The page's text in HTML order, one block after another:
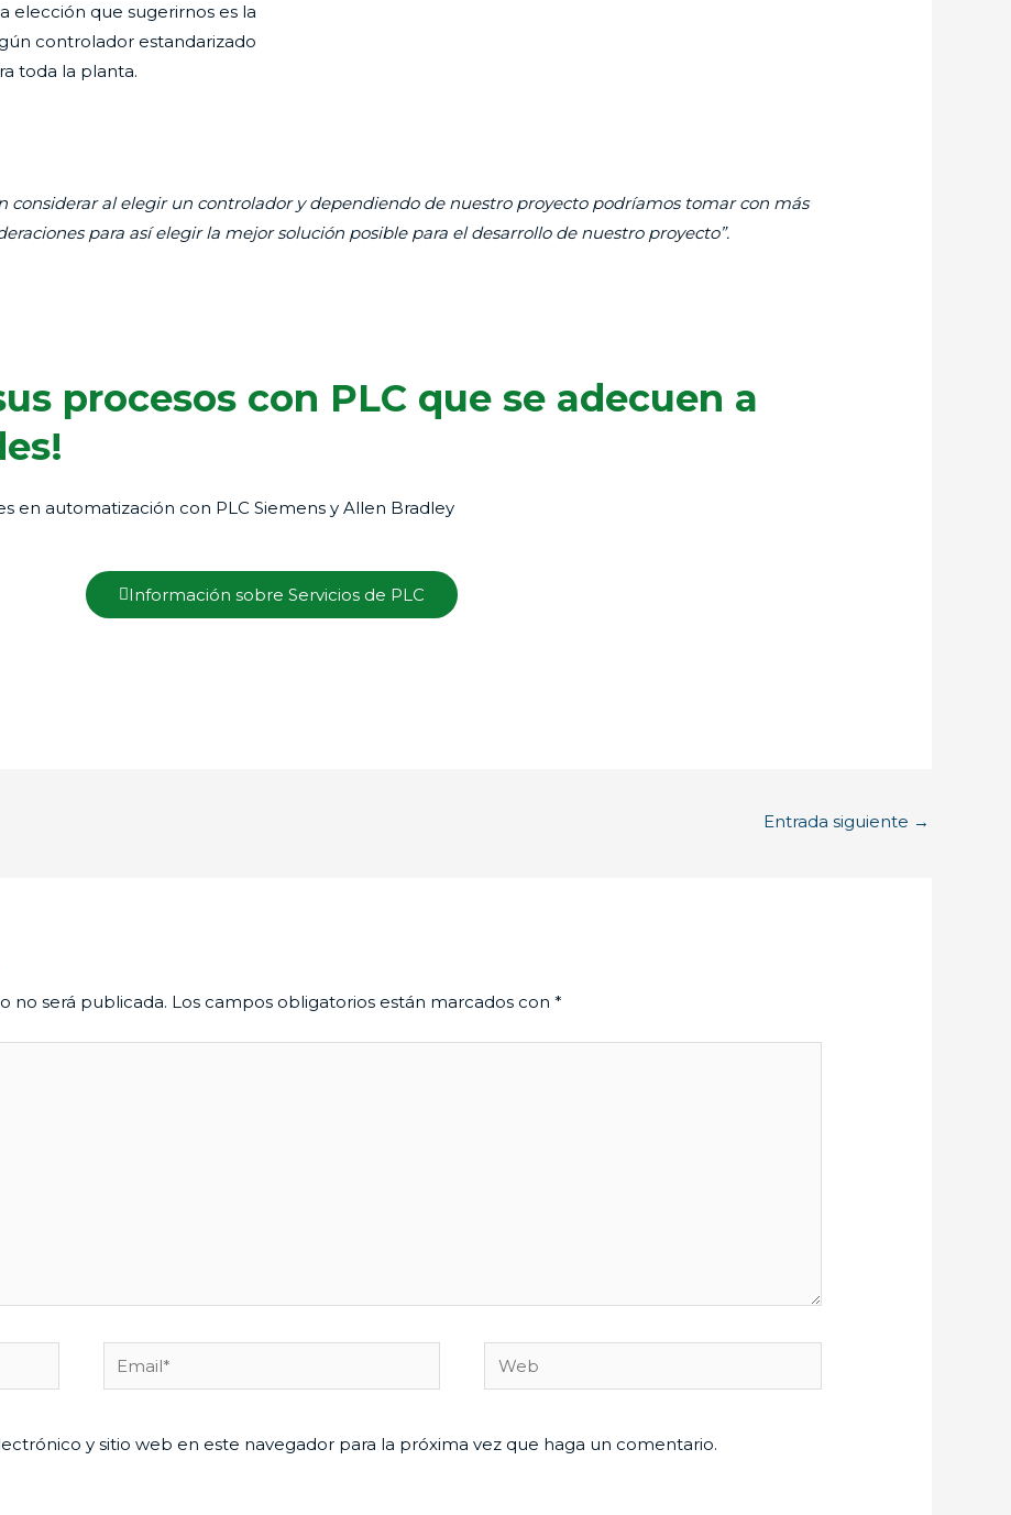
elección que sugerirnos es la
controlador estandarizado
toda la planta.
considerar al elegir un controlador y dependiendo de nuestro proyecto podríamos tomar con más
para así elegir la mejor solución posible para el desarrollo de nuestro proyecto”.
procesos con PLC que se adecuen a
en automatización con PLC Siemens y Allen Bradley
Información sobre Servicios de PLC
Entrada siguiente →
no será publicada. Los campos obligatorios están marcados con*
Email* Web
y sitio web en este navegador para la próxima vez que haga un comentario.